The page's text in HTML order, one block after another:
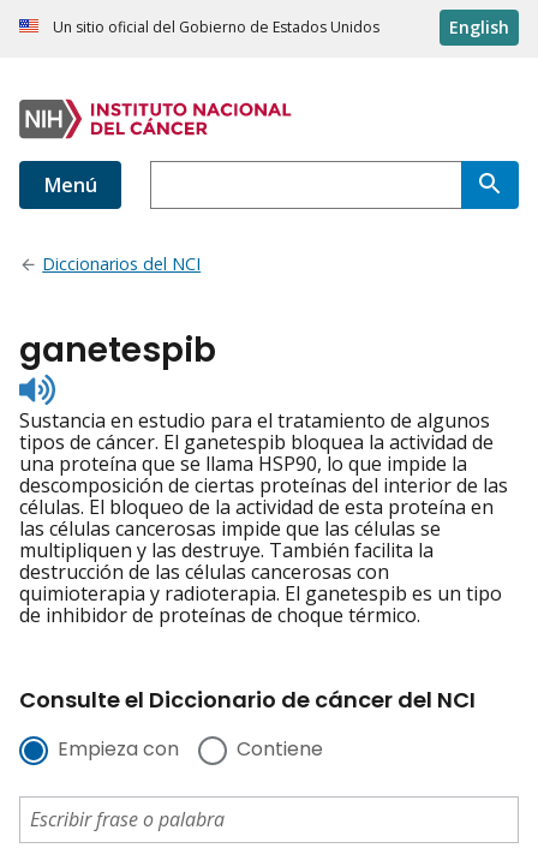
Un sitio oficial del Gobierno de Estados Unidos English
Menú
Diccionarios del NCI
ganetespib
Listen
to
pronunciation
Sustancia en estudio para el tratamiento de algunos
tipos de cáncer. El ganetespib bloquea la actividad de
una proteína que se llama HSP90, lo que impide la
descomposición de ciertas proteínas del interior de las
células. El bloqueo de la actividad de esta proteína en
las células cancerosas impide que las células se
multipliquen y las destruye. También facilita la
destrucción de las células cancerosas con
quimioterapia y radioterapia. El ganetespib es un tipo
de inhibidor de proteínas de choque térmico.
Consulte el Diccionario de cáncer del NCI
Empieza con Contiene